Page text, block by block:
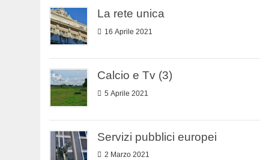
La rete unica
16 Aprile 2021
Calcio e Tv (3)
5 Aprile 2021
Servizi pubblici europei
2 Marzo 2021